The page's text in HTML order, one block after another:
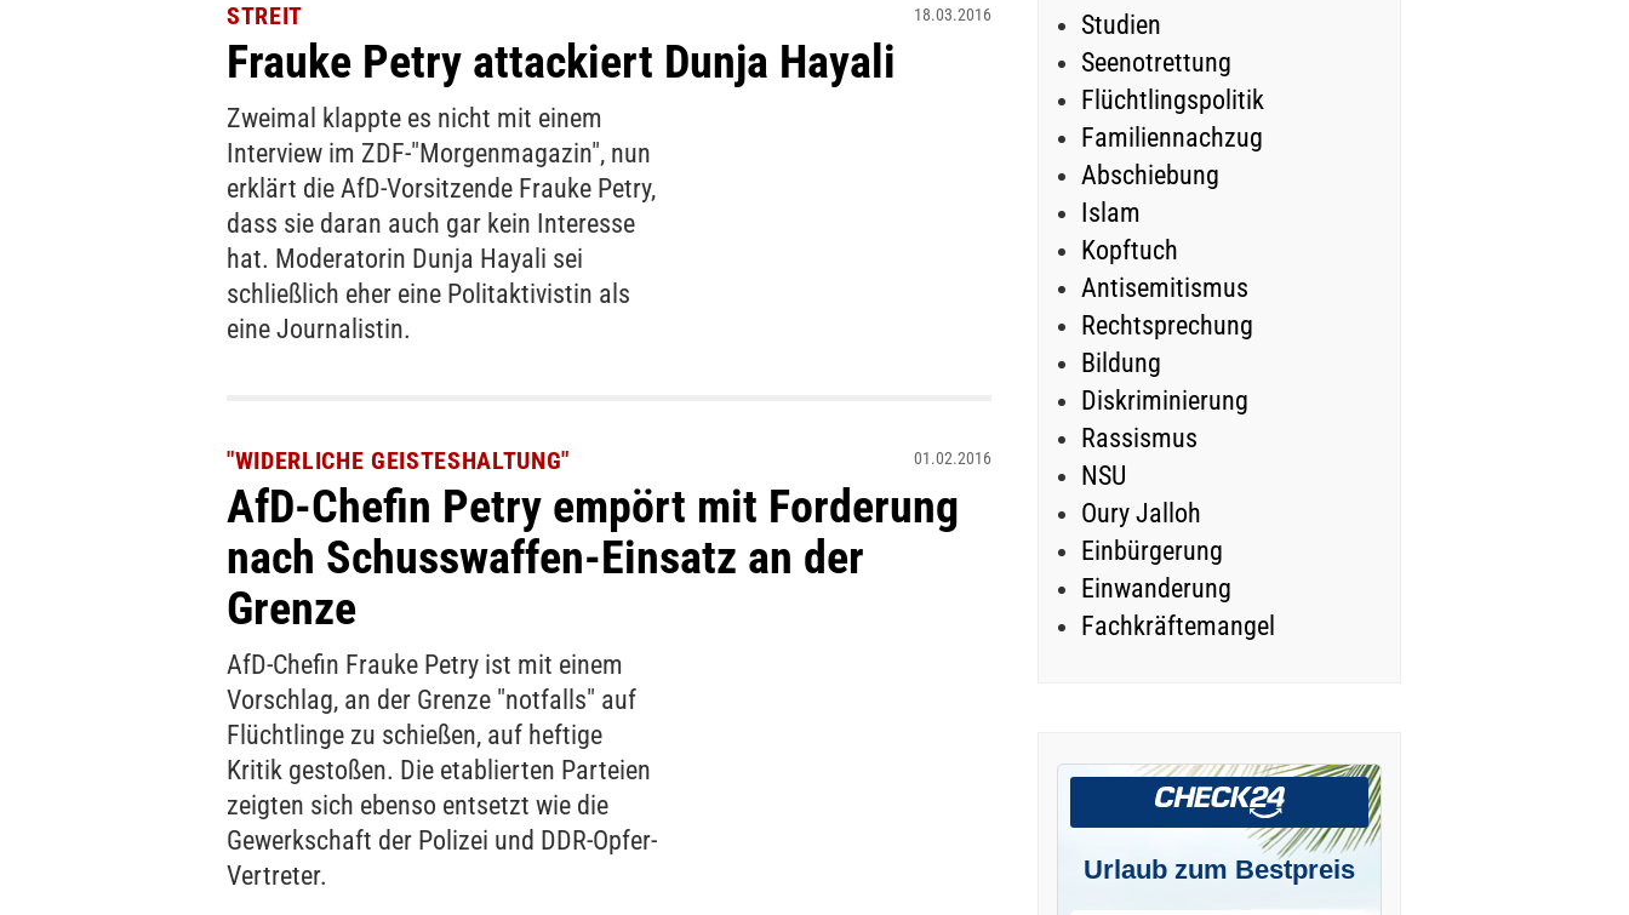
STREIT
Frauke Petry attackiert Dunja Hayali
18.03.2016
Zweimal klappte es nicht mit einem
Interview im ZDF-"Morgenmagazin", nun
erklärt die AfD-Vorsitzende Frauke Petry,
dass sie daran auch gar kein Interesse
hat. Moderatorin Dunja Hayali sei
schließlich eher eine Politaktivistin als
eine Journalistin.
"WIDERLICHE GEISTESHALTUNG"
AfD-Chefin Petry empört mit Forderung
nach Schusswaffen-Einsatz an der
Grenze
01.02.2016
AfD-Chefin Frauke Petry ist mit einem
Vorschlag, an der Grenze "notfalls" auf
Flüchtlinge zu schießen, auf heftige
Kritik gestoßen. Die etablierten Parteien
zeigten sich ebenso entsetzt wie die
Gewerkschaft der Polizei und DDR-Opfer-
Vertreter.
Studien
Seenotrettung
Flüchtlingspolitik
Familiennachzug
Abschiebung
Islam
Kopftuch
Antisemitismus
Rechtsprechung
Bildung
Diskriminierung
Rassismus
NSU
Oury Jalloh
Einbürgerung
Einwanderung
Fachkräftemangel
Urlaub zum Bestpreis